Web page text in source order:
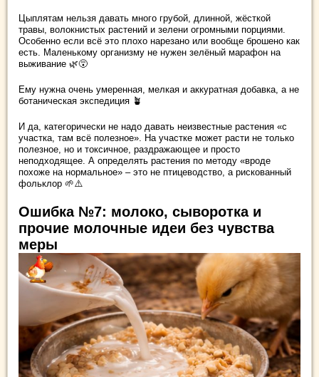
Цыплятам нельзя давать много грубой, длинной, жёсткой
травы, волокнистых растений и зелени огромными порциями.
Особенно если всё это плохо нарезано или вообще брошено как
есть. Маленькому организму не нужен зелёный марафон на
выживание 🌿😵
Ему нужна очень умеренная, мелкая и аккуратная добавка, а не
ботаническая экспедиция 🪴
И да, категорически не надо давать неизвестные растения «с
участка, там всё полезное». На участке может расти не только
полезное, но и токсичное, раздражающее и просто
неподходящее. А определять растения по методу «вроде
похоже на нормальное» – это не птицеводство, а рискованный
фольклор 🌱⚠️
Ошибка №7: молоко, сыворотка и
прочие молочные идеи без чувства
меры